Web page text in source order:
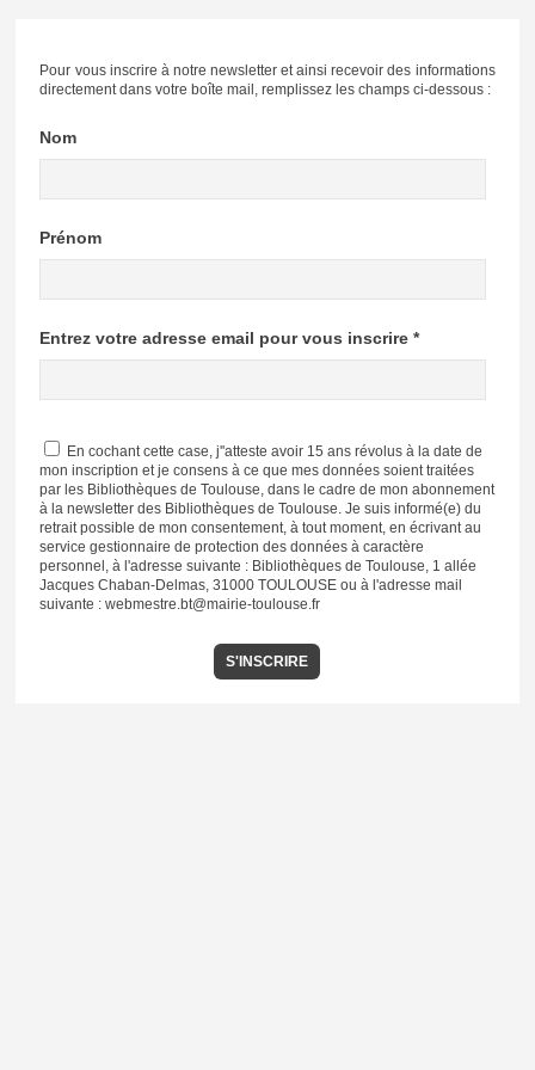
Pour vous inscrire à notre newsletter et ainsi recevoir des informations
directement dans votre boîte mail, remplissez les champs ci-dessous :
Nom
Prénom
Entrez votre adresse email pour vous inscrire *
En cochant cette case, j''atteste avoir 15 ans révolus à la date de
mon inscription et je consens à ce que mes données soient traitées
par les Bibliothèques de Toulouse, dans le cadre de mon abonnement
à la newsletter des Bibliothèques de Toulouse. Je suis informé(e) du
retrait possible de mon consentement, à tout moment, en écrivant au
service gestionnaire de protection des données à caractère
personnel, à l'adresse suivante : Bibliothèques de Toulouse, 1 allée
Jacques Chaban-Delmas, 31000 TOULOUSE ou à l'adresse mail
suivante : webmestre.bt@mairie-toulouse.fr
S'INSCRIRE